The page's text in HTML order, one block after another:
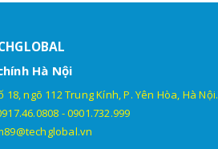
Hà Nội
18, ngõ 112 Trung Kính, P. Yên Hòa, Hà Nội.
-0901.732.999